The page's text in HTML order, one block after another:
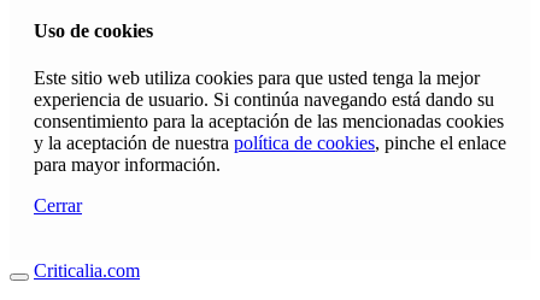
Uso de cookies
Este sitio web utiliza cookies para que usted tenga la mejor
experiencia de usuario. Si continúa navegando está dando su
consentimiento para la aceptación de las mencionadas cookies
y la aceptación de nuestra política de cookies, pinche el enlace
para mayor información.
Cerrar
Criticalia.com